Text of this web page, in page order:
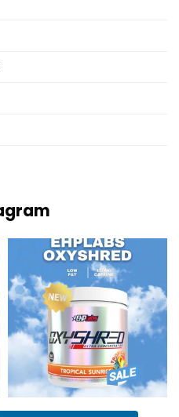
Mit wenig Fett und 150 mg Koffein
pro Portion! ⚡...
0 2